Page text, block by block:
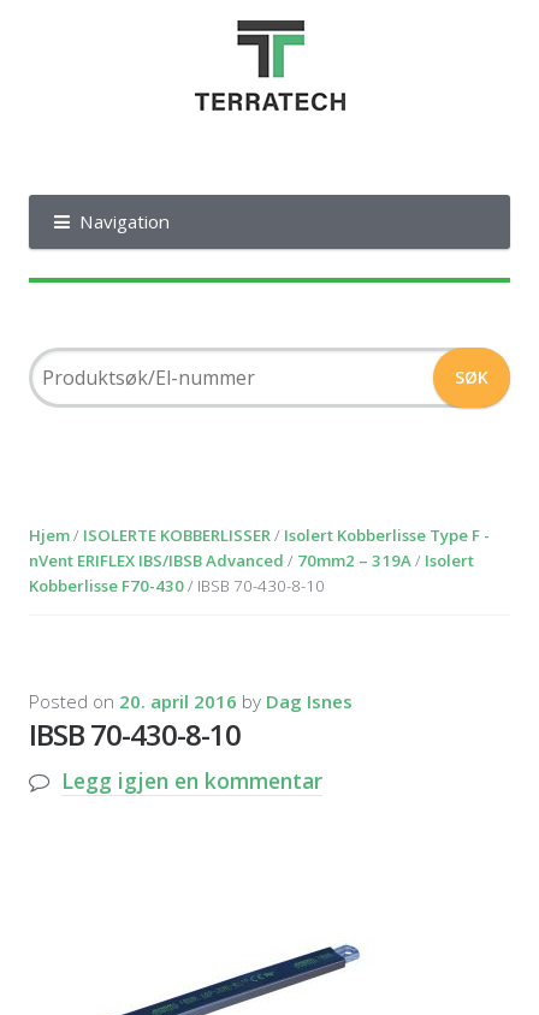
Navigation
Hjem/ ISOLERTE KOBBERLISSER/ Isolert Kobberlisse Type F -
nVent ERIFLEX IBS/IBSB Advanced / 70mm2 – 319A/ Isolert
Kobberlisse F70-430/ IBSB 70-430-8-10
Posted on 20. april 2016 by Dag Isnes
IBSB 70-430-8-10
Legg igjen en kommentar